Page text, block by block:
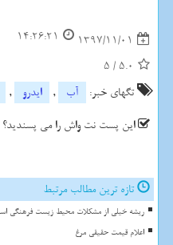
1397/11/01
14:26:21
5.0
/
5
تگهای خبر:
آب , ایدرو ,
این پست نت واش را می پسندید؟
تازه ترین مطالب مرتبط
ریشه خیلی از مشکلات محیط زیست فرهنگی
اعلام قیمت حقیقی مرغ